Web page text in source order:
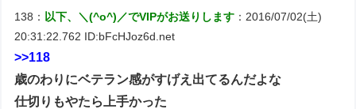
138： 以下、＼(^o^)／でVIPがお送りします ：2016/07/02(土)
20:31:22.762 ID:bFcHJoz6d.net
>>118
歳のわりにベテラン感がすげえ出てるんだよな
仕切りもやたら上手かった